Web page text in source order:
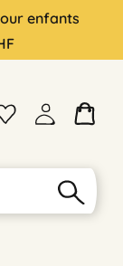
enfants